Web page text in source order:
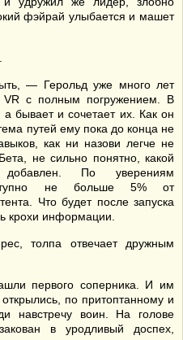
фэйрай улыбается и машет
— Герольд уже много лет
с полным погружением. В
бывает и сочетает их. Как он
путей ему пока до конца не
как ни назови легче не
не сильно понятно, какой
По уверениям
не больше 5% от
Что будет после запуска
крохи информации.
толпа отвечает дружным
первого соперника. И им
по притоптанному и
навстречу воин. На голове
в уродливый доспех,